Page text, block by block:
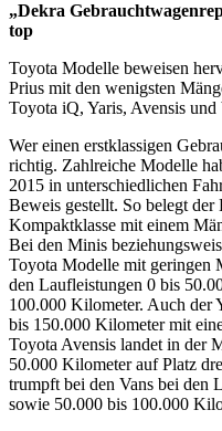
„Dekra
top
Toyota Modelle beweisen
Prius mit den wenigsten
Toyota iQ, Yaris, Avensis
Wer einen erstklassigen
richtig. Zahlreiche Modelle
2015 in unterschiedlichen
Beweis gestellt. So belegt
Kompaktklasse mit einem
Bei den Minis
Toyota Modelle mit geringen
den Laufleistungen 0 bis
100.000 Kilometer. Auch der
bis 150.000 Kilometer mit
Toyota Avensis landet in der
50.000 Kilometer auf Platz
trumpft bei den Vans bei den
sowie 50.000 bis 100.000